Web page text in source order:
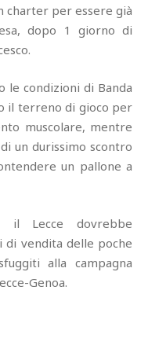
charter per essere già
dopo 1 giorno di
le condizioni di Banda
il terreno di gioco per
muscolare, mentre
un durissimo scontro
un pallone a
il Lecce dovrebbe
di vendita delle poche
alla campagna
Genoa.